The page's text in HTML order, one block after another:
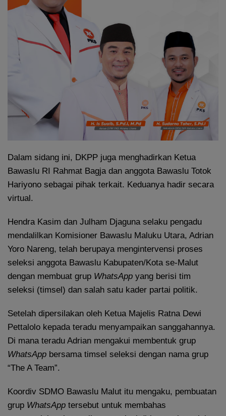
Dalam sidang ini, DKPP juga menghadirkan Ketua
Bawaslu RI Rahmat Bagja dan anggota Bawaslu Totok
Hariyono sebagai pihak terkait. Keduanya hadir secara
virtual.
Hendra Kasim dan Julham Djaguna selaku pengadu
mendalilkan Komisioner Bawaslu Maluku Utara, Adrian
Yoro Nareng, telah berupaya mengintervensi proses
seleksi anggota Bawaslu Kabupaten/Kota se-Malut
dengan membuat grup WhatsApp yang berisi tim
seleksi (timsel) dan salah satu kader partai politik.
Setelah dipersilakan oleh Ketua Majelis Ratna Dewi
Pettalolo kepada teradu menyampaikan sanggahannya.
Di mana teradu Adrian mengakui membentuk grup
WhatsApp bersama timsel seleksi dengan nama grup
“The A Team”.
Koordiv SDMO Bawaslu Malut itu mengaku, pembuatan
grup WhatsApp tersebut untuk membahas